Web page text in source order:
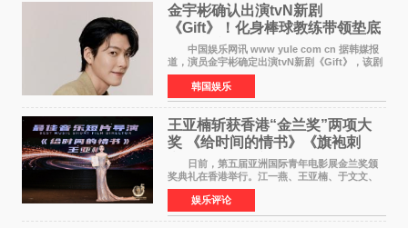
金宇彬确认出演tvN新剧
《Gift》！化身棒球教练带领垫底
球队逆袭
中国娱乐网讯 www yule com cn 据韩媒报
道，演员金宇彬确定出演tvN新剧《Gift》，该剧
预计将于下半年播出，引发观众高度期待。
本剧改编自同名网络漫画，讲述一位经历意外事
故后获得特殊
韩国娱乐
王亚楠斩获香港“金兰奖”两项大
奖 《给时间的情书》《旗袍刺
客》双双获肯定
日前，第五届亚洲国际青年电影展金兰奖颁
奖典礼在香港举行。江一燕、王亚楠、于文文、
李东学等知名演员出席活动。著名演员、导演王
亚楠凭借音乐故事片《给时间的情书》和院线电
影《旗袍刺客》
娱乐评论